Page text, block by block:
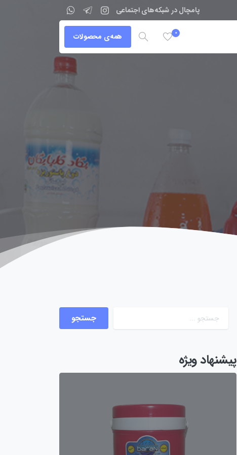
پامچال در شبکه‌های اجتماعی
0 همه‌ی محصولات
پیشنهاد ویژه